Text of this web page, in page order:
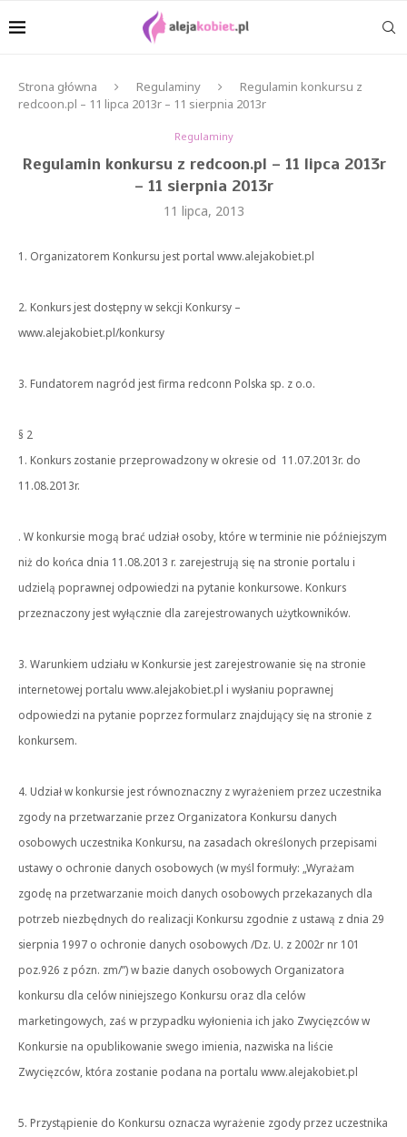
Strona główna Regulaminy
Regulamin konkursu z
redcoon.pl – 11 lipca 2013r – 11 sierpnia 2013r
Regulaminy
Regulamin konkursu z redcoon.pl – 11 lipca 2013r
– 11 sierpnia 2013r
11 lipca, 2013
1. Organizatorem Konkursu jest portal www.alejakobiet.pl
2. Konkurs jest dostępny w sekcji Konkursy –
www.alejakobiet.pl/konkursy
3. Fundatorem nagród jest firma redconn Polska sp. z o.o.
§ 2
1. Konkurs zostanie przeprowadzony w okresie od 11.07.2013r. do
11.08.2013r.
. W konkursie mogą brać udział osoby, które w terminie nie późniejszym
niż do końca dnia 11.08.2013 r. zarejestrują się na stronie portalu i
udzielą poprawnej odpowiedzi na pytanie konkursowe. Konkurs
przeznaczony jest wyłącznie dla zarejestrowanych użytkowników.
3. Warunkiem udziału w Konkursie jest zarejestrowanie się na stronie
internetowej portalu www.alejakobiet.pl i wysłaniu poprawnej
odpowiedzi na pytanie poprzez formularz znajdujący się na stronie z
konkursem.
4. Udział w konkursie jest równoznaczny z wyrażeniem przez uczestnika
zgody na przetwarzanie przez Organizatora Konkursu danych
osobowych uczestnika Konkursu, na zasadach określonych przepisami
ustawy o ochronie danych osobowych (w myśl formuły: „Wyrażam
zgodę na przetwarzanie moich danych osobowych przekazanych dla
potrzeb niezbędnych do realizacji Konkursu zgodnie z ustawą z dnia 29
sierpnia 1997 o ochronie danych osobowych /Dz. U. z 2002r nr 101
poz.926 z pózn. zm/”) w bazie danych osobowych Organizatora
konkursu dla celów niniejszego Konkursu oraz dla celów
marketingowych, zaś w przypadku wyłonienia ich jako Zwycięzców w
Konkursie na opublikowanie swego imienia, nazwiska na liście
Zwycięzców, która zostanie podana na portalu www.alejakobiet.pl
5. Przystąpienie do Konkursu oznacza wyrażenie zgody przez uczestnika